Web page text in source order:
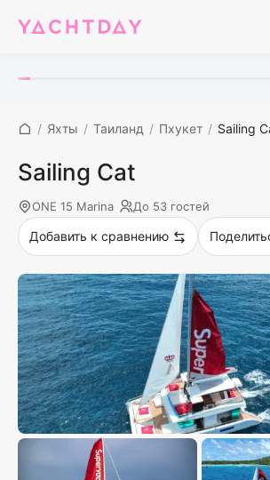
/ Яхты / Таиланд / Пхукет / Sailing
Sailing Cat
ONE 15 Marina До 53 гостей
Добавить к сравнению